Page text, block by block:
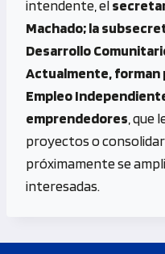
intendente, el
Machado; la
Desarrollo
Actualmente, forman
Empleo
emprendedores , que
proyectos o
próximamente se
interesadas.